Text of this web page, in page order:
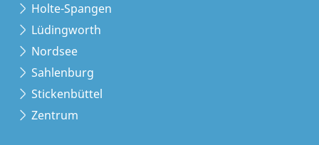
Holte-Spangen
Lüdingworth
Nordsee
Sahlenburg
Stickenbüttel
Zentrum